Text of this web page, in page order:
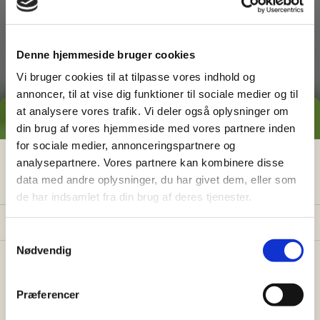
Denne hjemmeside bruger cookies
Vi bruger cookies til at tilpasse vores indhold og
annoncer, til at vise dig funktioner til sociale medier og til
at analysere vores trafik. Vi deler også oplysninger om
din brug af vores hjemmeside med vores partnere inden
for sociale medier, annonceringspartnere og
analysepartnere. Vores partnere kan kombinere disse
data med andre oplysninger, du har givet dem, eller som
de har indsamlet fra din brug af deres tjenester.
Nødvendig
Præferencer
Græsslåning
GRATIS PRISESTIMAT
Hvad koster detegentligat få
hjælp i haven?
Få vores prisguide med faste timepriser, eksempler
Konkrete eksempler på typiske opgaver
Sådan sparer du 26% med servicefradraget